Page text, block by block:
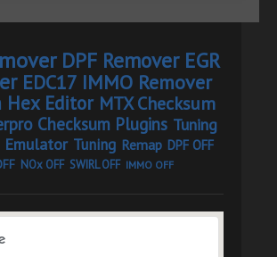
DPF Remover EGR
EDC17 IMMO Remover
Hex Editor MTX Checksum
Checksum Plugins Tuning
Emulator Tuning Remap DPF OFF
NOx OFF SWIRL OFF IMMO OFF